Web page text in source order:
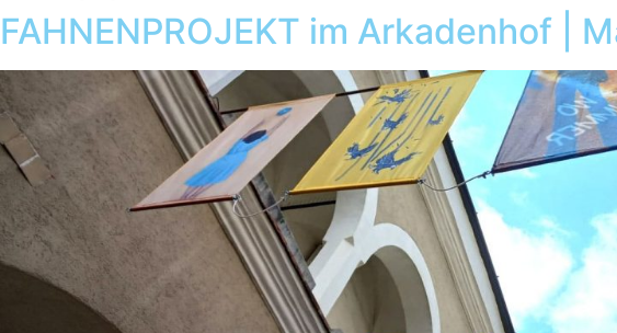
FAHNENPROJEKT im Arkadenhof |